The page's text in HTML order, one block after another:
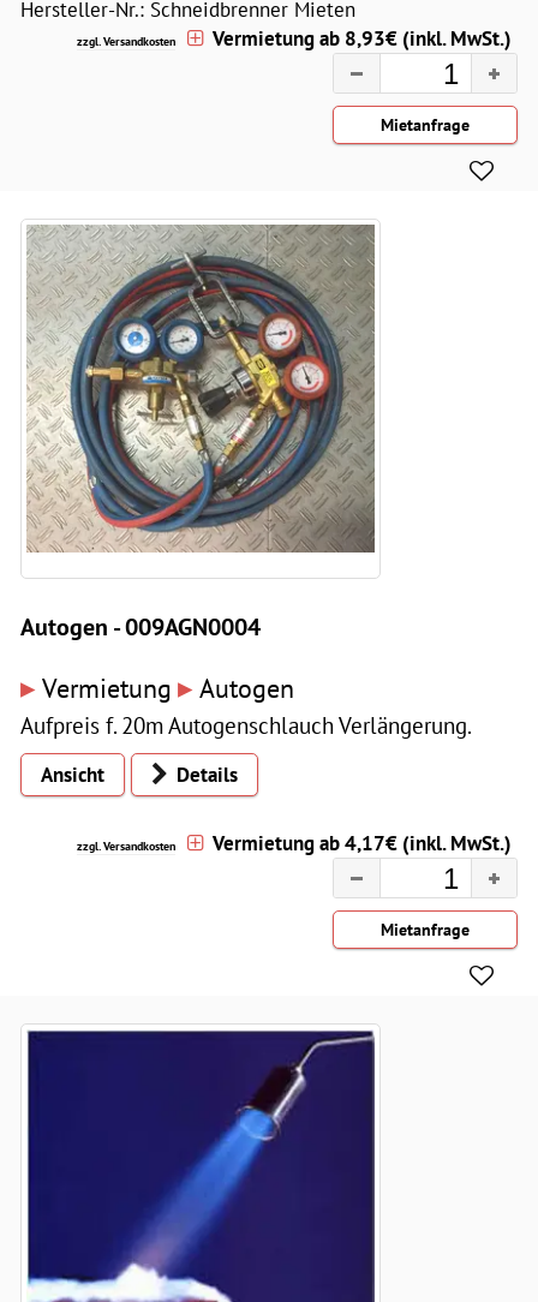
Hersteller-Nr.: Schneidbrenner Mieten
zzgl. Versandkosten Vermietung ab 8,93€ (inkl. MwSt.)
Autogen - 009AGN0004
▸ Vermietung ▸ Autogen
Aufpreis f. 20m Autogenschlauch Verlängerung.
Ansicht Details
zzgl. Versandkosten Vermietung ab 4,17€ (inkl. MwSt.)